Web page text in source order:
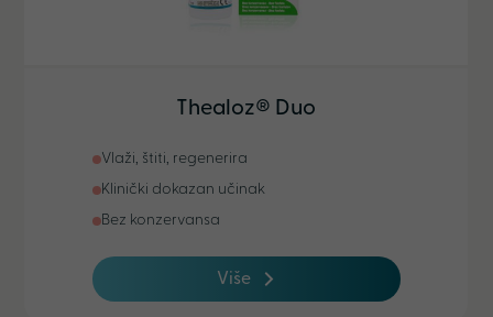
Thealoz® Duo
Vlaži, štiti, regenerira
Klinički dokazan učinak
Bez konzervansa
Više